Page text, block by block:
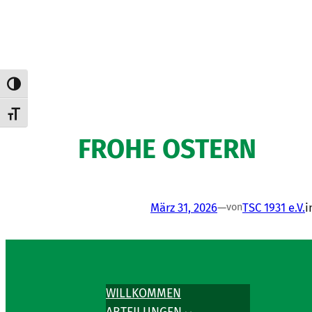
Umschalten auf hohe Kontraste
Schrift vergrößern
FROHE OSTERN
März 31, 2026—vonTSC 1931 e.V.
WILLKOMMEN